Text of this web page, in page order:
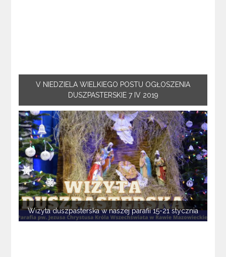
V NIEDZIELA WIELKIEGO POSTU OGŁOSZENIA
DUSZPASTERSKIE 7 IV 2019
Wizyta duszpasterska w naszej parafii 15-21 stycznia